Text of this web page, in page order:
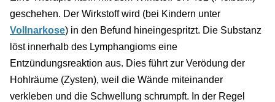
geschehen. Der Wirkstoff wird (bei Kindern unter
Vollnarkose) in den Befund hineingespritzt. Die Substanz
löst innerhalb des Lymphangioms eine
Entzündungsreaktion aus. Dies führt zur Verödung der
Hohlräume (Zysten), weil die Wände miteinander
verkleben und die Schwellung schrumpft. In der Regel